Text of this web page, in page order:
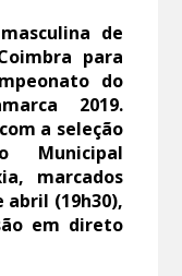
de
para
do
2019.
a seleção
Municipal
marcados
abril (19h30),
em direto